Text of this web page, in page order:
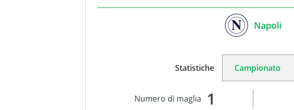
Napoli
Statistiche
1
Numero di maglia